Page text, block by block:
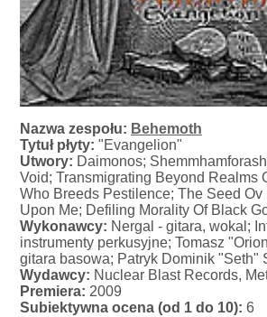
Nazwa zespołu: Behemoth
Tytuł płyty: "Evangelion"
Utwory: Daimonos;
Void; Transmigrating Beyond Realms
Who Breeds Pestilence; The Seed Ov
Upon Me; Defiling Morality Of Black
Wykonawcy: Nergal - gitara, wokal;
instrumenty perkusyjne; Tomasz
gitara basowa; Patryk Dominik "Seth"
Wydawcy: Nuclear Blast Records,
Premiera: 2009
Subiektywna ocena (od 1 do 10): 6